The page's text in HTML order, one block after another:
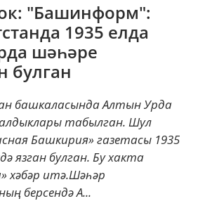
"Башинформ":
1935 елда
шәһәре
булган
башкаласында Алтын Урда
табылган. Шул
Башкирия» газетасы 1935
язган булган. Бу хакта
хәбәр итә.Шәһәр
берсендә А...